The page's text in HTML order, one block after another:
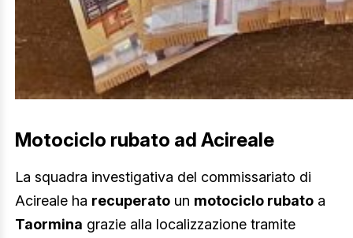
Motociclo rubato ad Acireale
La squadra investigativa del commissariato di
Acireale ha recuperato un motociclo rubato a
Taormina grazie alla localizzazione tramite